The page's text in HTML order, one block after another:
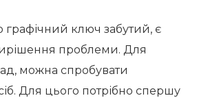
ключ забутий, є
проблеми. Для
можна спробувати
Для цього потрібно спершу